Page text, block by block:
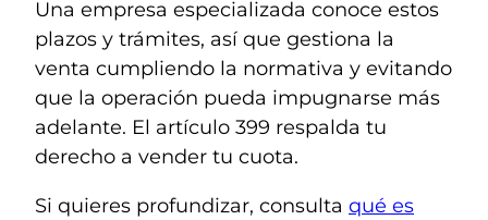
Una empresa especializada conoce estos
plazos y trámites, así que gestiona la
venta cumpliendo la normativa y evitando
que la operación pueda impugnarse más
adelante. El artículo 399 respalda tu
derecho a vender tu cuota.
Si quieres profundizar, consulta qué es